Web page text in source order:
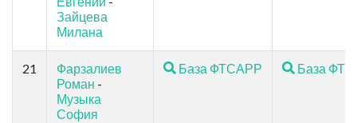
Зайцева
Милана
21
Фарзалиев
Роман -
Музыка
София
База ФТСАРР База